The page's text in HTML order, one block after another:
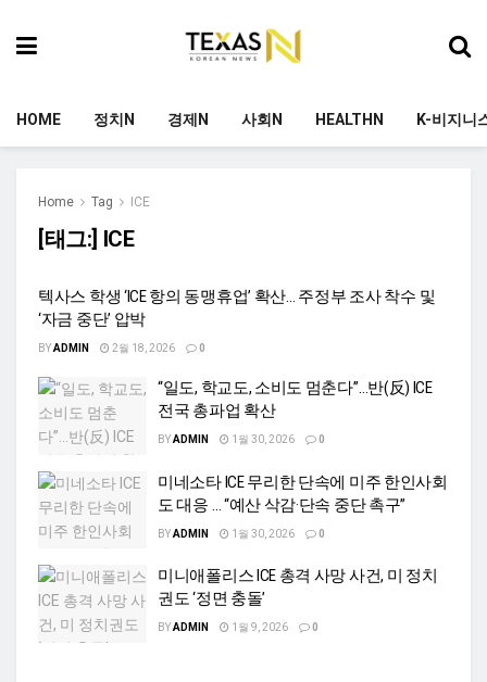
HOME 정치N 경제N 사회N HEALTHN K-비지니
Home Tag ICE
[태그:] ICE
텍사스 학생 ‘ICE 항의 동맹휴업’ 확산… 주정부 조사 착수 및
‘자금 중단’ 압박
BYADMIN 2월 18, 2026 0
“일도, 학교도, 소비도 멈춘다”…반(反) ICE
전국 총파업 확산
BYADMIN 1월 30, 2026 0
미네소타 ICE 무리한 단속에 미주 한인사회
도 대응 … “예산 삭감·단속 중단 촉구”
BYADMIN 1월 30, 2026 0
미니애폴리스 ICE 총격 사망 사건, 미 정치
권도 ‘정면 충돌’
BYADMIN 1월 9, 2026 0